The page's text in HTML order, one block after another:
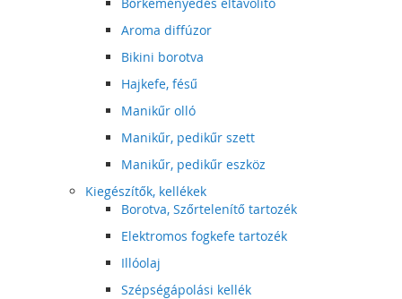
Aroma diffúzor
Bikini borotva
Hajkefe, fésű
Manikűr olló
Manikűr, pedikűr szett
Manikűr, pedikűr eszköz
Kiegészítők, kellékek
Borotva, Szőrtelenítő tartozék
Elektromos fogkefe tartozék
Illóolaj
Szépségápolási kellék